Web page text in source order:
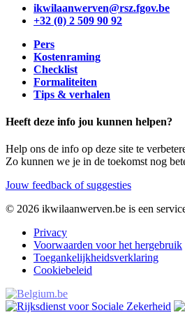
ikwilaanwerven@rsz.fgov.be
+32 (0) 2 509 90 92
Pers
Kostenraming
Checklist
Formaliteiten
Tips & verhalen
Heeft deze info jou kunnen helpen?
Help ons de info op deze site te
Zo kunnen we je in de toekomst nog
Jouw feedback of suggesties
© 2026 ikwilaanwerven.be is een
Privacy
Voorwaarden voor het hergebruik
Toegankelijk­heidsverklaring
Cookiebeleid